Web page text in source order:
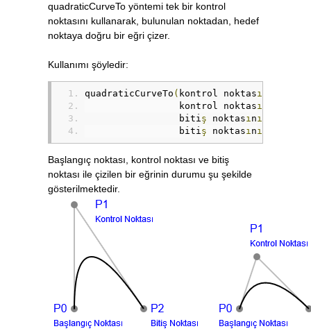
quadraticCurveTo yöntemi tek bir kontrol
noktasını kullanarak, bulunulan noktadan, hedef
noktaya doğru bir eğri çizer.
Kullanımı şöyledir:
quadraticCurveTo ( kontrol noktası
                 kontrol noktas
ı
                 biti
ş noktasını
                 biti
ş noktasını
Başlangıç noktası, kontrol noktası ve bitiş
noktası ile çizilen bir eğrinin durumu şu şekilde
gösterilmektedir.